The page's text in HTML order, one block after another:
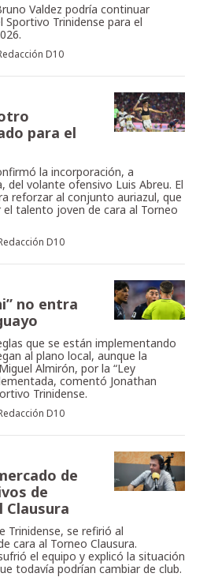
Valdez podría continuar
Trinidense para el
D10
para el
la incorporación, a
del volante ofensivo Luis Abreu. El
reforzar al conjunto auriazul, que
talento joven de cara al Torneo
D10
no entra
que se están implementando
al plano local, aunque la
Almirón, por la “Ley
comentó Jonathan
Trinidense.
D10
de
de
Clausura
Trinidense, se refirió al
cara al Torneo Clausura.
el equipo y explicó la situación
todavía podrían cambiar de club.